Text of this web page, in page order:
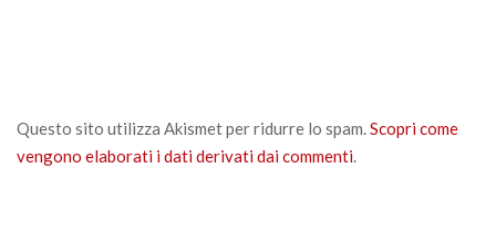
Questo sito utilizza Akismet per ridurre lo spam.Scopri come
vengono elaborati i dati derivati dai commenti.